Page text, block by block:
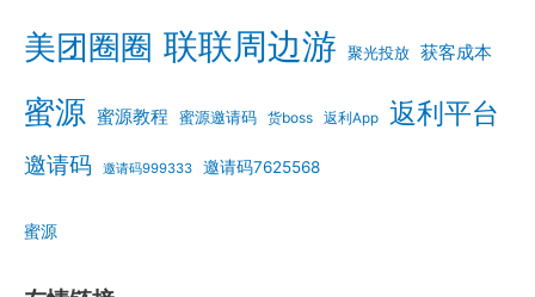
美团圈圈 联联周边游 聚光投放 获客成本
蜜源 蜜源教程 蜜源邀请码 货boss 返利App 返利平台
邀请码 邀请码999333 邀请码7625568
蜜源